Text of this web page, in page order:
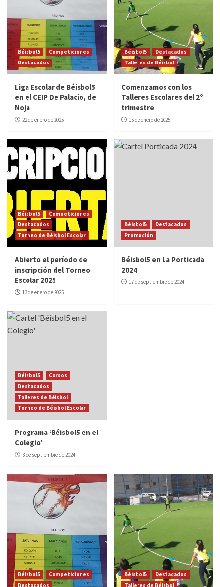
Béisbol5
Competiciones
Destacados
Liga Escolar de Béisbol5
en el CEIP De Palacio, de
Noja
22 de enero de 2025
Béisbol5
Destacados
Talleres de Béisbol
Comenzamos con los
Talleres Escolares del 2º
trimestre
15 de enero de 2025
Béisbol5
Competiciones
Destacados
Torneo de Béisbol Escolar
Abierto el período de
inscripción del Torneo
Escolar 2025
13 de enero de 2025
Béisbol5
Destacados
Promoción
Béisbol5 en La Porticada
2024
17 de septiembre de 2024
Béisbol5
Cursos
Destacados
Talleres de Béisbol
Torneo de Béisbol Escolar
Programa ‘Béisbol5 en el
Colegio’
3 de septiembre de 2024
Béisbol5
Competiciones
Destacados
Béisbol5
Destacados
Talleres de Béisbol